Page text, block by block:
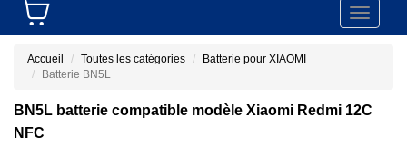
Toggle
Accueil Toutes les catégories
Batterie pour XIAOMI
Batterie BN5L
BN5L batterie compatible modèle Xiaomi Redmi 12C
NFC